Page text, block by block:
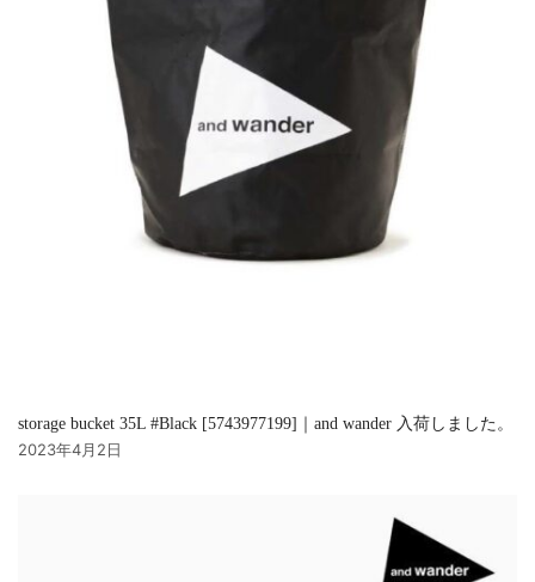
storage bucket 35L #Black [5743977199]｜and wander 入荷しました。
2023年4月2日